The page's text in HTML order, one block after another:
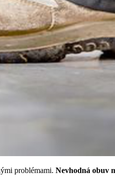
problémami. Nevhodná obuv